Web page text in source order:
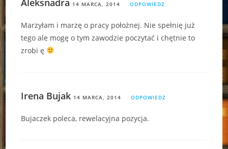
14 MARCA, 2014 ODPOWIEDZ
Marzyłam i marzę o pracy położnej. Nie spełnię już
tego ale mogę o tym zawodzie poczytać i chętnie to
zrobi ę
Irena Bujak 14 MARCA, 2014 ODPOWIEDZ
Bujaczek poleca, rewelacyjna pozycja.